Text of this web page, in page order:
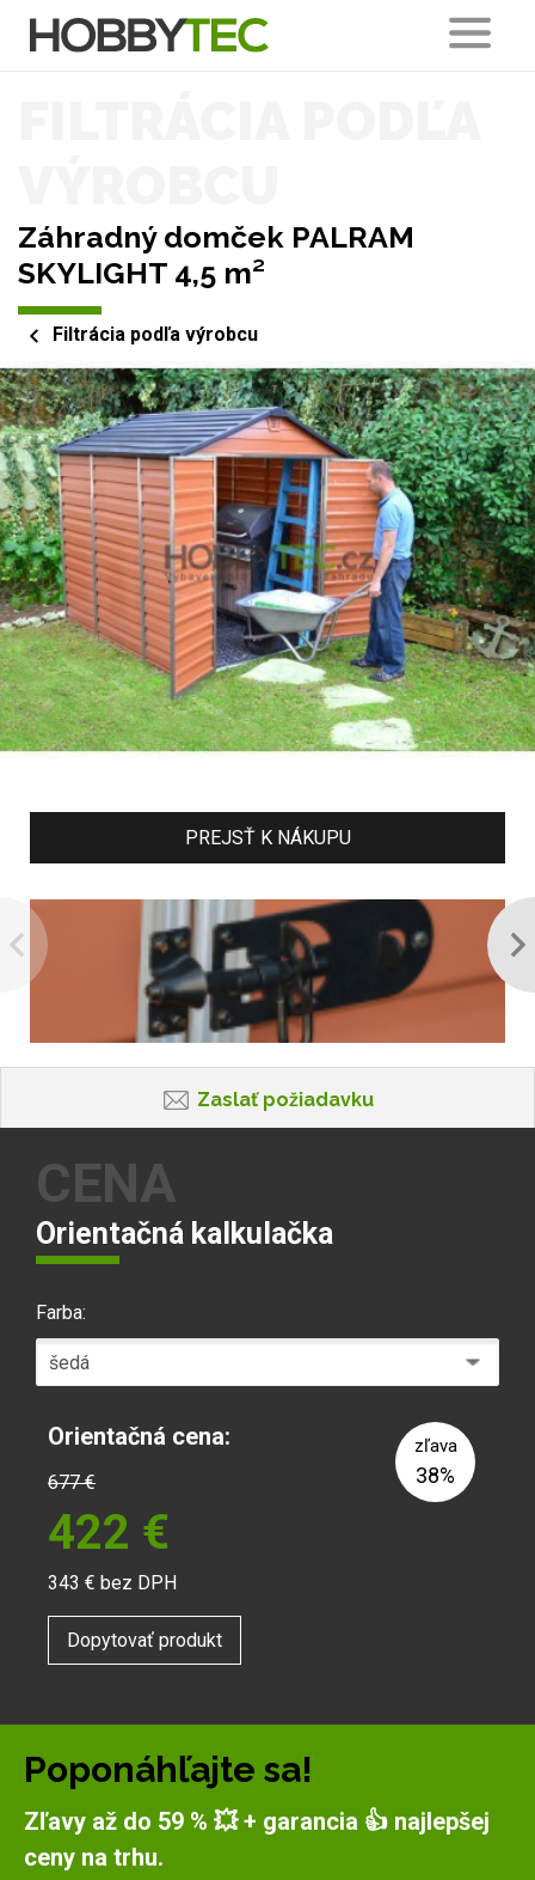
Záhradný domček PALRAM
SKYLIGHT 4,5 m²
Filtrácia podľa výrobcu
PREJSŤ K NÁKUPU
Zaslať požiadavku
CENA
Orientačná kalkulačka
Farba:
zľava
38%
Orientačná cena:
677€
422 €
343 € bez DPH
Dopytovať produkt
Poponáhľajte sa!
Zľavy až do 59 % 💥 + garancia 👍 najlepšej
ceny na trhu.